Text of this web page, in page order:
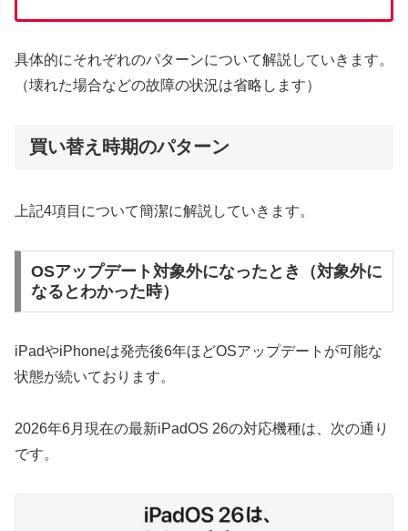
具体的にそれぞれのパターンについて解説していきます。
（壊れた場合などの故障の状況は省略します）
買い替え時期のパターン
上記4項目について簡潔に解説していきます。
OSアップデート対象外になったとき（対象外に
なるとわかった時）
iPadやiPhoneは発売後6年ほどOSアップデートが可能な
状態が続いております。
2026年6月現在の最新iPadOS 26の対応機種は、次の通り
です。